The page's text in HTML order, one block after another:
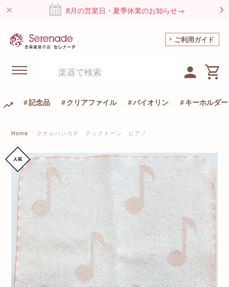
8月の営業日・夏季休業のお知らせ→
ご利用ガイド
記念品 クリアファイル バイオリン キーホルダー
Home タオルハンカチ チックトーン ピアノ